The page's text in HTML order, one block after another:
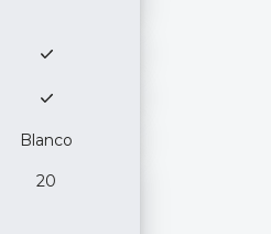
Blanco
20